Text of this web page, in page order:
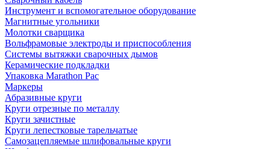
Инструмент и вспомогательное оборудование
Магнитные угольники
Молотки сварщика
Вольфрамовые электроды и приспособления
Системы вытяжки сварочных дымов
Керамические подкладки
Упаковка Marathon Pac
Маркеры
Абразивные круги
Круги отрезные по металлу
Круги зачистные
Круги лепестковые тарельчатые
Самозацепляемые шлифовальные круги